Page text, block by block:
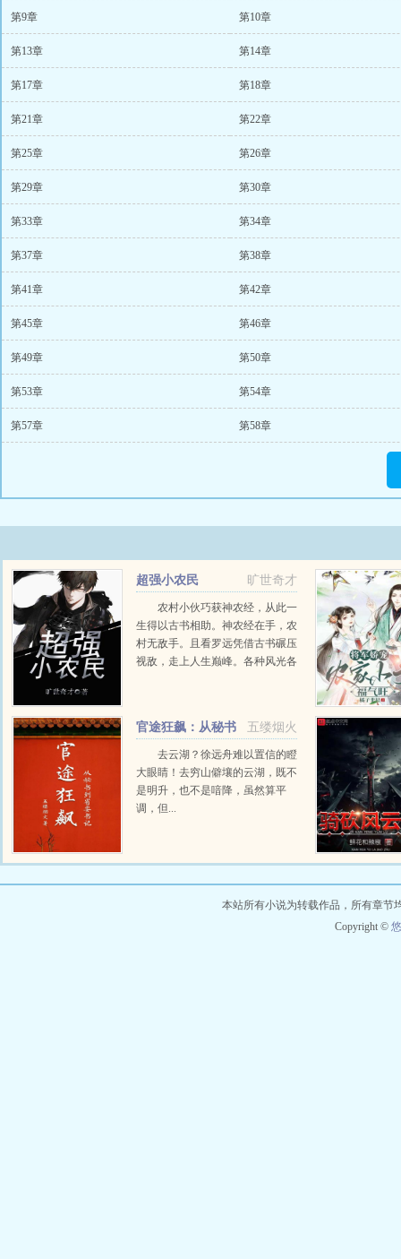
第9章 第10章
第13章 第14章
第17章 第18章
第21章 第22章
第25章 第26章
第29章 第30章
第33章 第34章
第37章 第38章
第41章 第42章
第45章 第46章
第49章 第50章
第53章 第54章
第57章 第58章
旷世奇才
超强小农民
农村小伙巧获神农经，从此一
生得以古书相助。神农经在手，农
村无敌手。且看罗远凭借古书碾压
视敌，走上人生巅峰。各种风光各
五缕烟火
官途狂飙：从秘书
到省委书记
去云湖？徐远舟难以置信的瞪
大眼睛！去穷山僻壤的云湖，既不
是明升，也不是喑降，虽然算平
调，但...
本站所有小说为转载作品，所有章节
Copyright ©